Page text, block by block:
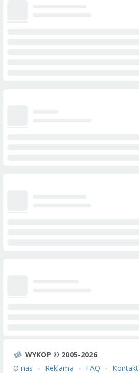
WYKOP © 2005-2026
O nas
Reklama FAQ Kontakt